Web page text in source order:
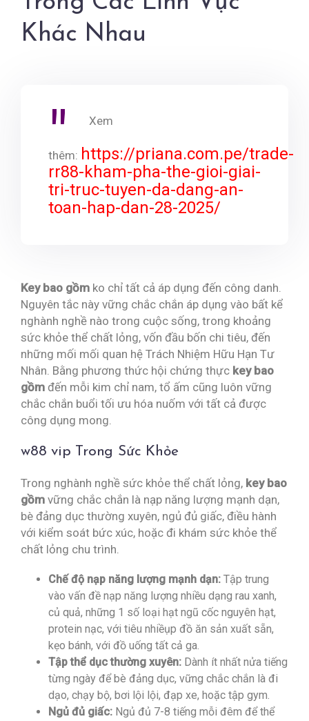
Khác Nhau
Xem
thêm: https://priana.com.pe/trade-
rr88-kham-pha-the-gioi-giai-
tri-truc-tuyen-da-dang-an-
toan-hap-dan-28-2025/
Key bao gồm ko chỉ tất cả áp dụng đến công danh.
Nguyên tắc này vững chắc chắn áp dụng vào bất kể
nghành nghề nào trong cuộc sống, trong khoảng
sức khỏe thể chất lỏng, vốn đầu bốn chi tiêu, đến
những mối mối quan hệ Trách Nhiệm Hữu Hạn Tư
Nhân. Bằng phương thức hội chứng thực key bao
gồm đến mỗi kim chỉ nam, tổ ấm cũng luôn vững
chắc chắn buổi tối ưu hóa nuốm với tất cả được
công dụng mong.
w88 vip Trong Sức Khỏe
Trong nghành nghề sức khỏe thể chất lỏng, key bao
gồm vững chắc chắn là nạp năng lượng mạnh dạn,
bè đảng dục thường xuyên, ngủ đủ giấc, điều hành
với kiểm soát bức xúc, hoặc đi khám sức khỏe thể
chất lỏng chu trình.
Chế độ nạp năng lượng mạnh dạn: Tập trung
vào vấn đề nạp năng lượng nhiều dạng rau xanh,
củ quả, những 1 số loại hạt ngũ cốc nguyên hạt,
protein nạc, với tiêu nhiềụp đồ ăn sản xuất sẵn,
kẹo bánh, với đồ uống tất cả ga.
Tập thể dục thường xuyên: Dành ít nhất nửa tiếng
từng ngày để bè đảng dục, vững chắc chắn là đi
dạo, chạy bộ, bơi lội lội, đạp xe, hoặc tập gym.
Ngủ đủ giấc: Ngủ đủ 7-8 tiếng mỗi đêm để thể